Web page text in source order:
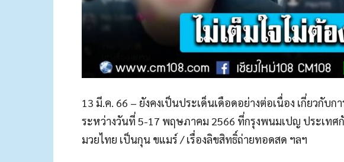
13 มี.ค. 66 – ยังคงเป็นประเด็นเดือดอย่างต่อเนื่อง เกี่ยวกับ
ระหว่างวันที่ 5-17 พฤษภาคม 2566 ที่กรุงพนมเปญ ประเทศ
มวยไทย เป็นกุน ขแมร์ / เรื่องลิขสิทธิ์ถ่ายทอดสด ฯลฯ